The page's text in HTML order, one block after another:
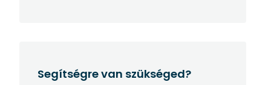
Segítségre van szükséged?